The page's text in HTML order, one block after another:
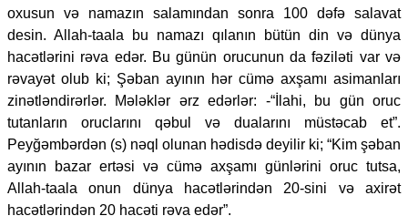
oxusun və namazın salamından sonra 100 dəfə salavat
desin. Allah-taala bu namazı qılanın bütün din və dünya
hacətlərini rəva edər. Bu günün orucunun da fəziləti var və
rəvayət olub ki; Şəban ayının hər cümə axşamı asimanları
zinətləndirərlər. Mələklər ərz edərlər: -“İlahi, bu gün oruc
tutanların oruclarını qəbul və dualarını müstəcab et”.
Peyğəmbərdən (s) nəql olunan hədisdə deyilir ki; “Kim şəban
ayının bazar ertəsi və cümə axşamı günlərini oruc tutsa,
Allah-taala onun dünya hacətlərindən 20-sini və axirət
hacətlərindən 20 hacəti rəva edər”.